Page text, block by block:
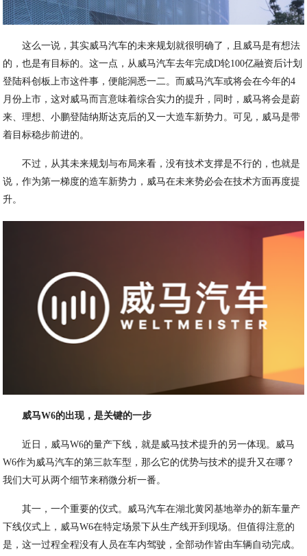
这么一说，其实威马汽车的未来规划就很明确了，且威马是有想法
的，也是有目标的。这一点，从威马汽车去年完成D轮100亿融资后计划
登陆科创板上市这件事，便能洞悉一二。而威马汽车或将会在今年的4
月份上市，这对威马而言意味着综合实力的提升，同时，威马将会是蔚
来、理想、小鹏登陆纳斯达克后的又一大造车新势力。可见，威马是带
着目标稳步前进的。
不过，从其未来规划与布局来看，没有技术支撑是不行的，也就是
说，作为第一梯度的造车新势力，威马在未来势必会在技术方面再度提
升。
威马W6的出现，是关键的一步
近日，威马W6的量产下线，就是威马技术提升的另一体现。威马
W6作为威马汽车的第三款车型，那么它的优势与技术的提升又在哪？
我们大可从两个细节来稍微分析一番。
其一，一个重要的仪式。威马汽车在湖北黄冈基地举办的新车量产
下线仪式上，威马W6在特定场景下从生产线开到现场。但值得注意的
是，这一过程全程没有人员在车内驾驶，全部动作皆由车辆自动完成。